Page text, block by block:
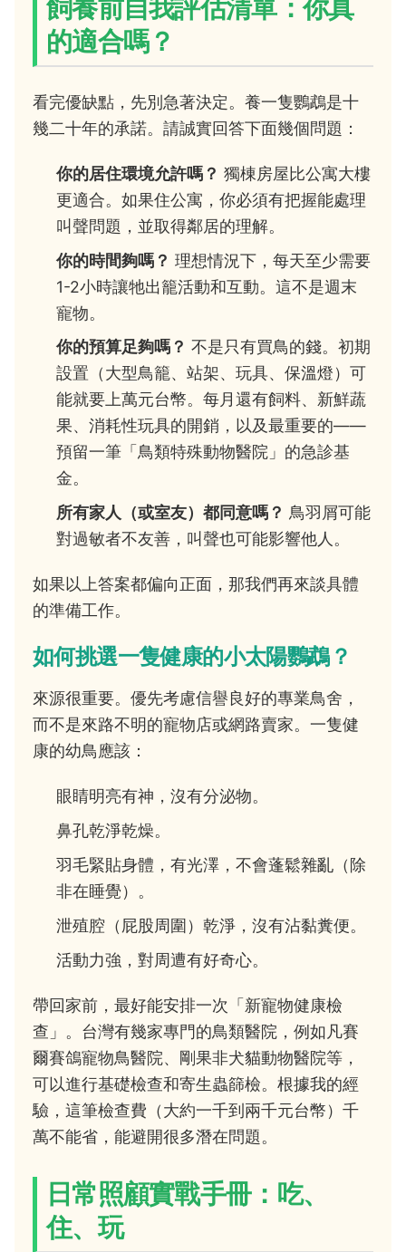
飼養前自我評估清單：你真
的適合嗎？
看完優缺點，先別急著決定。養一隻鸚鵡是十
幾二十年的承諾。請誠實回答下面幾個問題：
你的居住環境允許嗎？ 獨棟房屋比公寓大樓
更適合。如果住公寓，你必須有把握能處理
叫聲問題，並取得鄰居的理解。
你的時間夠嗎？ 理想情況下，每天至少需要
1-2小時讓牠出籠活動和互動。這不是週末
寵物。
你的預算足夠嗎？ 不是只有買鳥的錢。初期
設置（大型鳥籠、站架、玩具、保溫燈）可
能就要上萬元台幣。每月還有飼料、新鮮蔬
果、消耗性玩具的開銷，以及最重要的——
預留一筆「鳥類特殊動物醫院」的急診基
金。
所有家人（或室友）都同意嗎？ 鳥羽屑可能
對過敏者不友善，叫聲也可能影響他人。
如果以上答案都偏向正面，那我們再來談具體
的準備工作。
如何挑選一隻健康的小太陽鸚鵡？
來源很重要。優先考慮信譽良好的專業鳥舍，
而不是來路不明的寵物店或網路賣家。一隻健
康的幼鳥應該：
眼睛明亮有神，沒有分泌物。
鼻孔乾淨乾燥。
羽毛緊貼身體，有光澤，不會蓬鬆雜亂（除
非在睡覺）。
泄殖腔（屁股周圍）乾淨，沒有沾黏糞便。
活動力強，對周遭有好奇心。
帶回家前，最好能安排一次「新寵物健康檢
查」。台灣有幾家專門的鳥類醫院，例如凡賽
爾賽鴿寵物鳥醫院、剛果非犬貓動物醫院等，
可以進行基礎檢查和寄生蟲篩檢。根據我的經
驗，這筆檢查費（大約一千到兩千元台幣）千
萬不能省，能避開很多潛在問題。
日常照顧實戰手冊：吃、
住、玩